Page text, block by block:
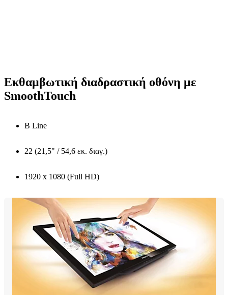
Εκθαμβωτική διαδραστική οθόνη με
SmoothTouch
B Line
22 (21,5" / 54,6 εκ. διαγ.)
1920 x 1080 (Full HD)